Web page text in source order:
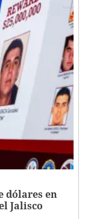
dólares en
Jalisco